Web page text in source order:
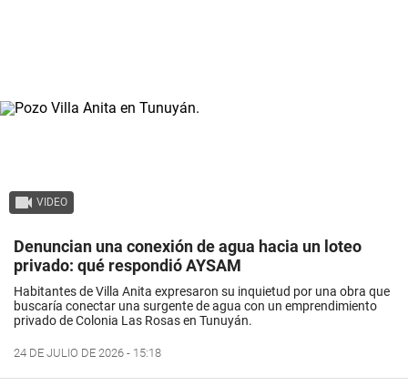
VIDEO
Denuncian una conexión de agua hacia un loteo
privado: qué respondió AYSAM
Habitantes de Villa Anita expresaron su inquietud por una obra que
buscaría conectar una surgente de agua con un emprendimiento
privado de Colonia Las Rosas en Tunuyán.
24 DE JULIO DE 2026 - 15:18